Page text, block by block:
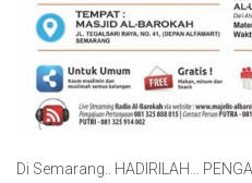
Di Semarang.. HADIRILAH…